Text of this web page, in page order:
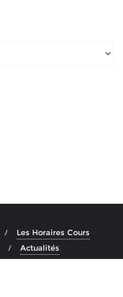
Les Horaires Cours
Actualités